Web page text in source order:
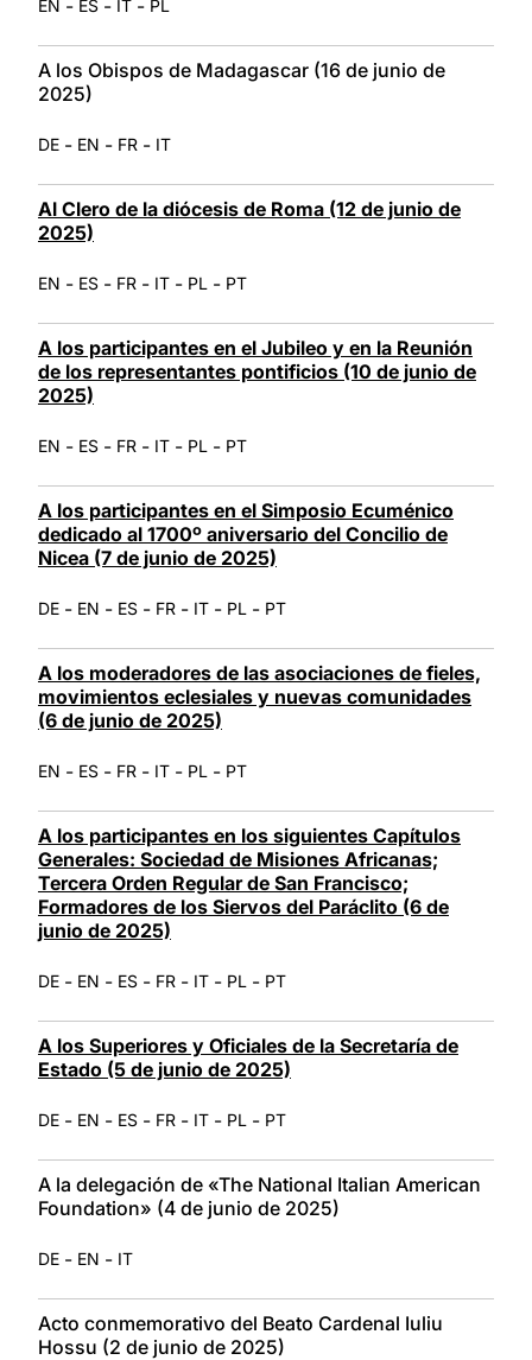
EN - ES - IT - PL
A los Obispos de Madagascar (16 de junio de
2025)
DE - EN - FR - IT
Al Clero de la diócesis de Roma (12 de junio de
2025)
EN - ES - FR - IT - PL - PT
A los participantes en el Jubileo y en la Reunión
de los representantes pontificios (10 de junio de
2025)
EN - ES - FR - IT - PL - PT
A los participantes en el Simposio Ecuménico
dedicado al 1700º aniversario del Concilio de
Nicea (7 de junio de 2025)
DE - EN - ES - FR - IT - PL - PT
A los moderadores de las asociaciones de fieles,
movimientos eclesiales y nuevas comunidades
(6 de junio de 2025)
EN - ES - FR - IT - PL - PT
A los participantes en los siguientes Capítulos
Generales: Sociedad de Misiones Africanas;
Tercera Orden Regular de San Francisco;
Formadores de los Siervos del Paráclito (6 de
junio de 2025)
DE - EN - ES - FR - IT - PL - PT
A los Superiores y Oficiales de la Secretaría de
Estado (5 de junio de 2025)
DE - EN - ES - FR - IT - PL - PT
A la delegación de «The National Italian American
Foundation» (4 de junio de 2025)
DE - EN - IT
Acto conmemorativo del Beato Cardenal Iuliu
Hossu (2 de junio de 2025)